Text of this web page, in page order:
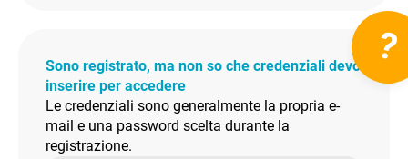
?
Sono registrato, ma non so che credenziali devo
inserire per accedere
Le credenziali sono generalmente la propria e-
mail e una password scelta durante la
registrazione.